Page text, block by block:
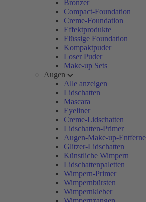
Bronzer
Compact-Foundation
Creme-Foundation
Effektprodukte
Flüssige Foundation
Kompaktpuder
Loser Puder
Make-up Sets
Augen
Alle anzeigen
Lidschatten
Mascara
Eyeliner
Creme-Lidschatten
Lidschatten-Primer
Augen-Make-up-
Glitzer-Lidschatten
Künstliche Wimpern
Lidschattenpaletten
Wimpern-Primer
Wimpernbürsten
Wimpernkleber
Wimpernzangen